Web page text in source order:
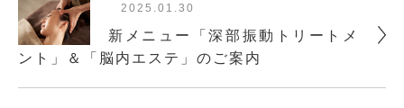
2025.01.30
新メニュー「深部振動トリートメ
ント」＆「脳内エステ」のご案内